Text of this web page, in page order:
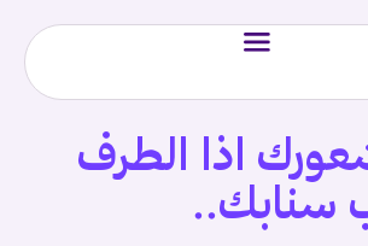
اذا الطرف
سنابك..